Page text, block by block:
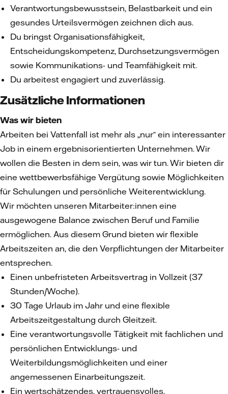
Verantwortungsbewusstsein, Belastbarkeit und ein
gesundes Urteilsvermögen zeichnen dich aus.
Du bringst Organisationsfähigkeit,
Entscheidungskompetenz, Durchsetzungsvermögen
sowie Kommunikations- und Teamfähigkeit mit.
Du arbeitest engagiert und zuverlässig.
Zusätzliche Informationen
Was wir bieten
Arbeiten bei Vattenfall ist mehr als „nur“ ein interessanter
Job in einem ergebnisorientierten Unternehmen. Wir
wollen die Besten in dem sein, was wir tun. Wir bieten dir
eine wettbewerbsfähige Vergütung sowie Möglichkeiten
für Schulungen und persönliche Weiterentwicklung.
Wir möchten unseren Mitarbeiter:innen eine
ausgewogene Balance zwischen Beruf und Familie
ermöglichen. Aus diesem Grund bieten wir flexible
Arbeitszeiten an, die den Verpflichtungen der Mitarbeiter
entsprechen.
Einen unbefristeten Arbeitsvertrag in Vollzeit (37
Stunden/Woche).
30 Tage Urlaub im Jahr und eine flexible
Arbeitszeitgestaltung durch Gleitzeit.
Eine verantwortungsvolle Tätigkeit mit fachlichen und
persönlichen Entwicklungs- und
Weiterbildungsmöglichkeiten und einer
angemessenen Einarbeitungszeit.
Ein wertschätzendes, vertrauensvolles,